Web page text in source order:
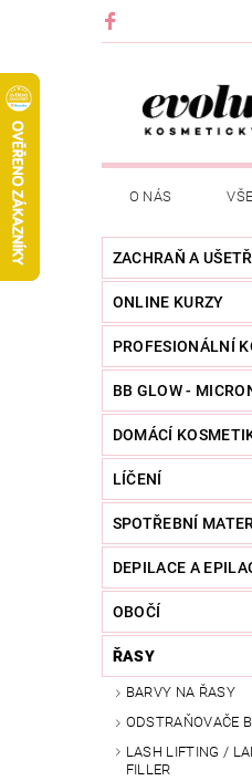
O NÁS
ZACHRAŇ A
ONLINE KURZY
PROFESIONÁLNÍ
BB GLOW -
DOMÁCÍ
LÍČENÍ
SPOTŘEBNÍ
DEPILACE A
OBOČÍ
ŘASY
BARVY NA ŘASY
ODSTRAŇOVAČE
LASH LIFTING /
FILLER